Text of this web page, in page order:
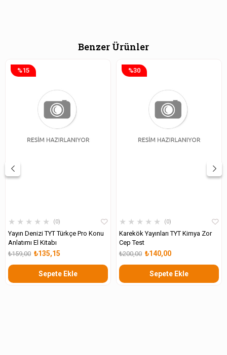
Benzer Ürünler
★ ★ ★ ★ ★ 0
Yayın Denizi TYT Türkçe Pro Konu
Anlatımı El Kitabı
₺135,15
₺159,00
Sepete Ekle
%15
★ ★ ★ ★ ★ 0
Karekök Yayınları TYT Kimya Zor
Cep Test
₺140,00
₺200,00
Sepete Ekle
%30